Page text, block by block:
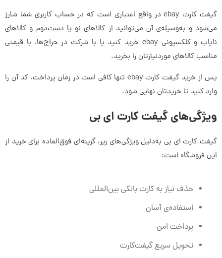
گیفت کارت ebay‌ در واقع اعتباری است که در حساب کاربری شما شارژ
می‌شود و به‌وسیله‌ی آن می‌توانید از کالاهای نو یا دست‌دوم و کالاهای
نایاب و کلکسیونی ebay خرید کنید یا با شرکت در حراج‌ها، با قیمتی
مناسب کالاهای موردنیازتان را بخرید.
پس از خرید گیفت کارت ebay تنها کافی است در زمان پرداخت، کد آن را
وارد کنید تا خریدتان نهایی شود.
ویژگی‌های گیفت کارت ای بی
گیفت کارت ای بی به‌دلیل ویژگی‌های زیر، گزینه‌ای فوق‌العاده برای خرید از
این فروشگاه است:
حذف نیاز به کارت بانکی بین‌المللی
استفاده‌ی آسان
پرداخت امن
تحویل سریع گیفت‌کارت